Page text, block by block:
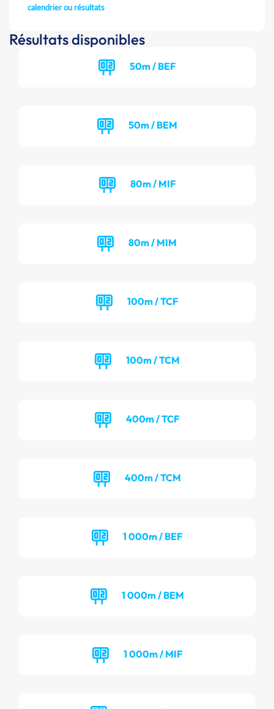
calendrier ou résultats
Résultats disponibles
50m / BEF
50m / BEM
80m / MIF
80m / MIM
100m / TCF
100m / TCM
400m / TCF
400m / TCM
1 000m / BEF
1 000m / BEM
1 000m / MIF